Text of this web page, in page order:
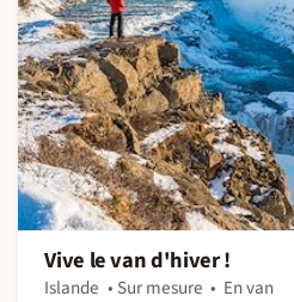
Vive le van d'hiver !
Islande Sur mesure
En van